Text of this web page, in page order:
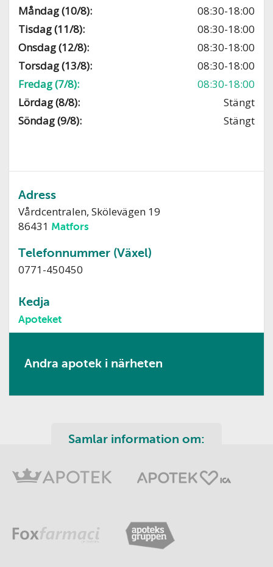
Måndag (10/8):
08:30-18:00
Tisdag (11/8):
08:30-18:00
Onsdag (12/8):
08:30-18:00
Torsdag (13/8):
08:30-18:00
Fredag (7/8):
08:30-18:00
Lördag (8/8):
Stängt
Söndag (9/8):
Stängt
Adress
Vårdcentralen, Skölevägen 19
86431 Matfors
Telefonnummer (Växel)
0771-450450
Kedja
Apoteket
Andra apotek i närheten
Samlar information om: